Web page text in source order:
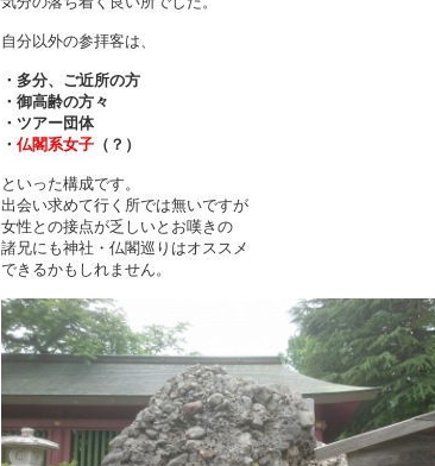
自分以外の参拝客は、
・多分、ご近所の方
・御高齢の方々
・ツアー団体
・ 仏閣系女子 （？）
といった構成です。
出会い求めて行く所では無いですが
女性との接点が乏しいとお嘆きの
諸兄にも神社・仏閣巡りはオススメ
できるかもしれません。